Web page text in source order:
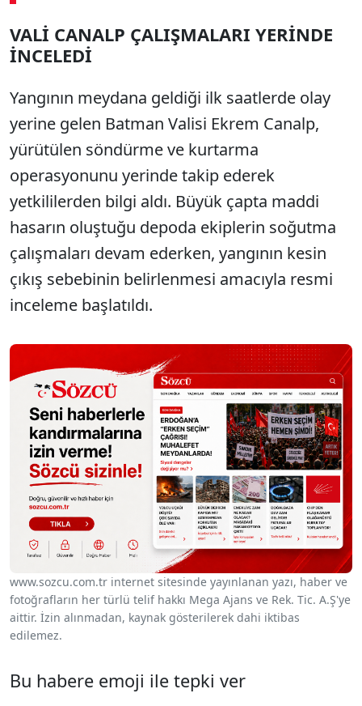
Sesi Aç
VALİ CANALP ÇALIŞMALARI YERİNDE
İNCELEDİ
Yangının meydana geldiği ilk saatlerde olay
yerine gelen Batman Valisi Ekrem Canalp,
yürütülen söndürme ve kurtarma
operasyonunu yerinde takip ederek
yetkililerden bilgi aldı. Büyük çapta maddi
hasarın oluştuğu depoda ekiplerin soğutma
çalışmaları devam ederken, yangının kesin
çıkış sebebinin belirlenmesi amacıyla resmi
inceleme başlatıldı.
www.sozcu.com.tr internet sitesinde yayınlanan yazı, haber ve
fotoğrafların her türlü telif hakkı Mega Ajans ve Rek. Tic. A.Ş'ye
aittir. İzin alınmadan, kaynak gösterilerek dahi iktibas
edilemez.
Bu habere emoji ile tepki ver